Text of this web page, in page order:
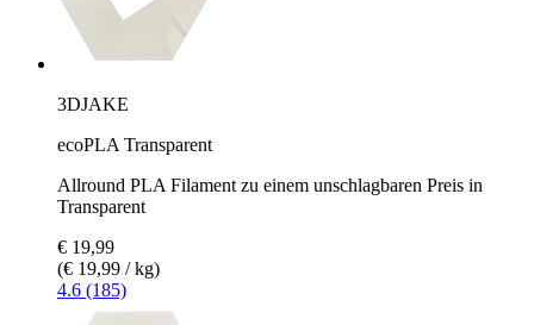
3DJAKE
ecoPLA Transparent
Allround PLA Filament zu einem unschlagbaren Preis in
Transparent
€ 19,99
(€ 19,99 / kg)
4.6 (185)